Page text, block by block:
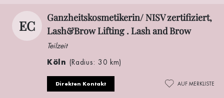
EC
Ganzheitskosmetikerin/ NISV zertifiziert,
Lash&Brow Lifting . Lash and Brow
Teilzeit
Köln (Radius: 30 km)
Direkten Kontakt AUF MERKLISTE